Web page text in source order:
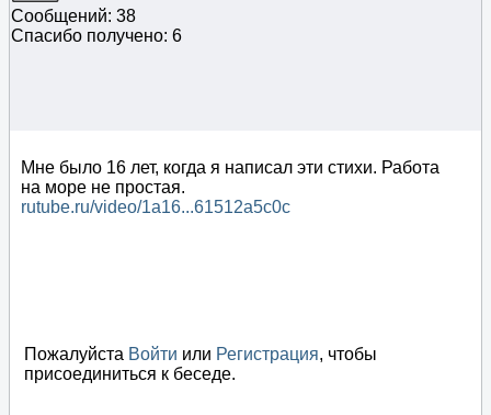
Сообщений: 38
Спасибо получено: 6
Мне было 16 лет, когда я написал эти стихи. Работа
на море не простая.
rutube.ru/video/1a16...61512a5c0c
Пожалуйста Войти или Регистрация, чтобы
присоединиться к беседе.